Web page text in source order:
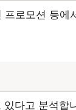
프로모션 등에
다고 분석합